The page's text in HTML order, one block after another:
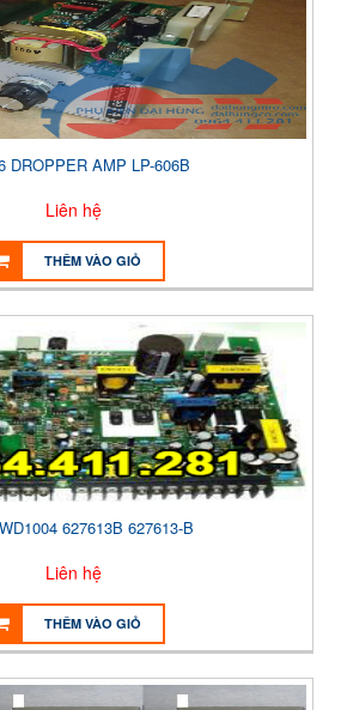
DROPPER AMP LP-606B
Liên hệ
THÊM VÀO GIỎ
627613B 627613-B
Liên hệ
THÊM VÀO GIỎ